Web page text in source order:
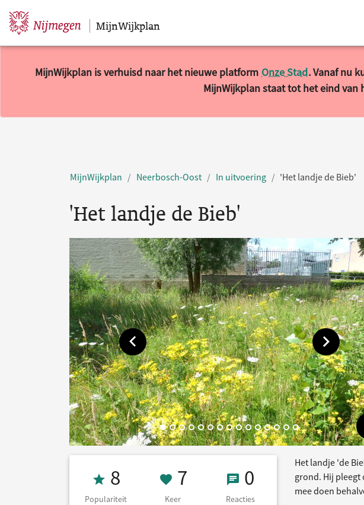
Sla navigatie over MijnWijkplan
MijnWijkplan is verhuisd naar het nieuwe platform Onze Stad. Vanaf nu
MijnWijkplan staat tot het eind van
MijnWijkplan Neerbosch-Oost In uitvoering 'Het landje de Bieb'
'Het landje de Bieb'
Toon vorige afbeelding Toon
Populariteit 8
8
Populariteit
7 Keer ondersteund
7
Keer
0 Reacties
0
Reacties
Het landje 'de
grond. Hij pleegt
mee doen